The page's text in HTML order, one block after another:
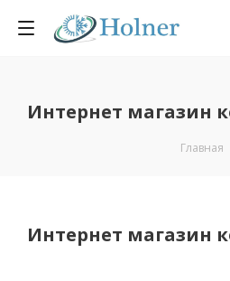
Интернет магазин
Главная
Интернет магазин